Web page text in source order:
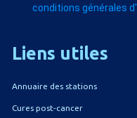
conditions générales
Liens utiles
Annuaire des stations
Cures post-cancer